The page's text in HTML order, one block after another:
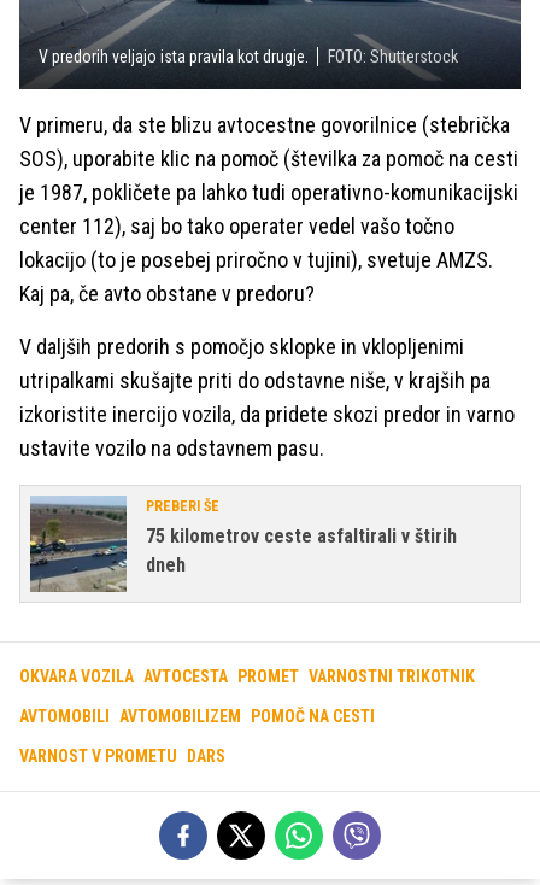
V predorih veljajo ista pravila kot drugje. FOTO: Shutterstock
V primeru, da ste blizu avtocestne govorilnice (stebrička
SOS), uporabite klic na pomoč (številka za pomoč na cesti
je 1987, pokličete pa lahko tudi operativno-komunikacijski
center 112), saj bo tako operater vedel vašo točno
lokacijo (to je posebej priročno v tujini), svetuje AMZS.
Kaj pa, če avto obstane v predoru?
V daljših predorih s pomočjo sklopke in vklopljenimi
utripalkami skušajte priti do odstavne niše, v krajših pa
izkoristite inercijo vozila, da pridete skozi predor in varno
ustavite vozilo na odstavnem pasu.
PREBERI ŠE
75 kilometrov ceste asfaltirali v štirih
dneh
OKVARA VOZILA AVTOCESTA PROMET VARNOSTNI TRIKOTNIK
AVTOMOBILI AVTOMOBILIZEM POMOČ NA CESTI
VARNOST V PROMETU DARS